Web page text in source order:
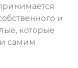
и
которые
самим